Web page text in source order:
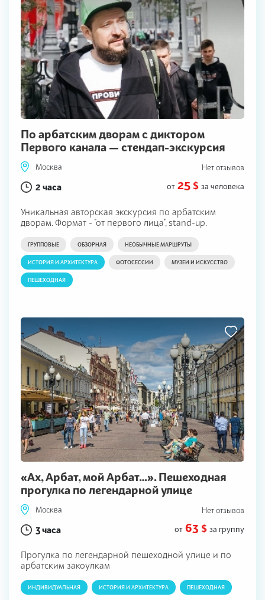
По арбатским дворам с диктором
Первого канала — стендап-экскурсия
Москва Нет отзывов
2 часа от 25 $ за человека
Уникальная авторская экскурсия по арбатским
дворам. Формат - "от первого лица", stand-up.
ГРУППОВЫЕ ОБЗОРНАЯ НЕОБЫЧНЫЕ МАРШРУТЫ
ИСТОРИЯ И АРХИТЕКТУРА ФОТОСЕССИИ МУЗЕИ И ИСКУССТВО
ПЕШЕХОДНАЯ
«Ах, Арбат, мой Арбат…». Пешеходная
прогулка по легендарной улице
Москва Нет отзывов
3 часа от 63 $ за группу
Прогулка по легендарной пешеходной улице и по
арбатским закоулкам
ИНДИВИДУАЛЬНАЯ ИСТОРИЯ И АРХИТЕКТУРА ПЕШЕХОДНАЯ